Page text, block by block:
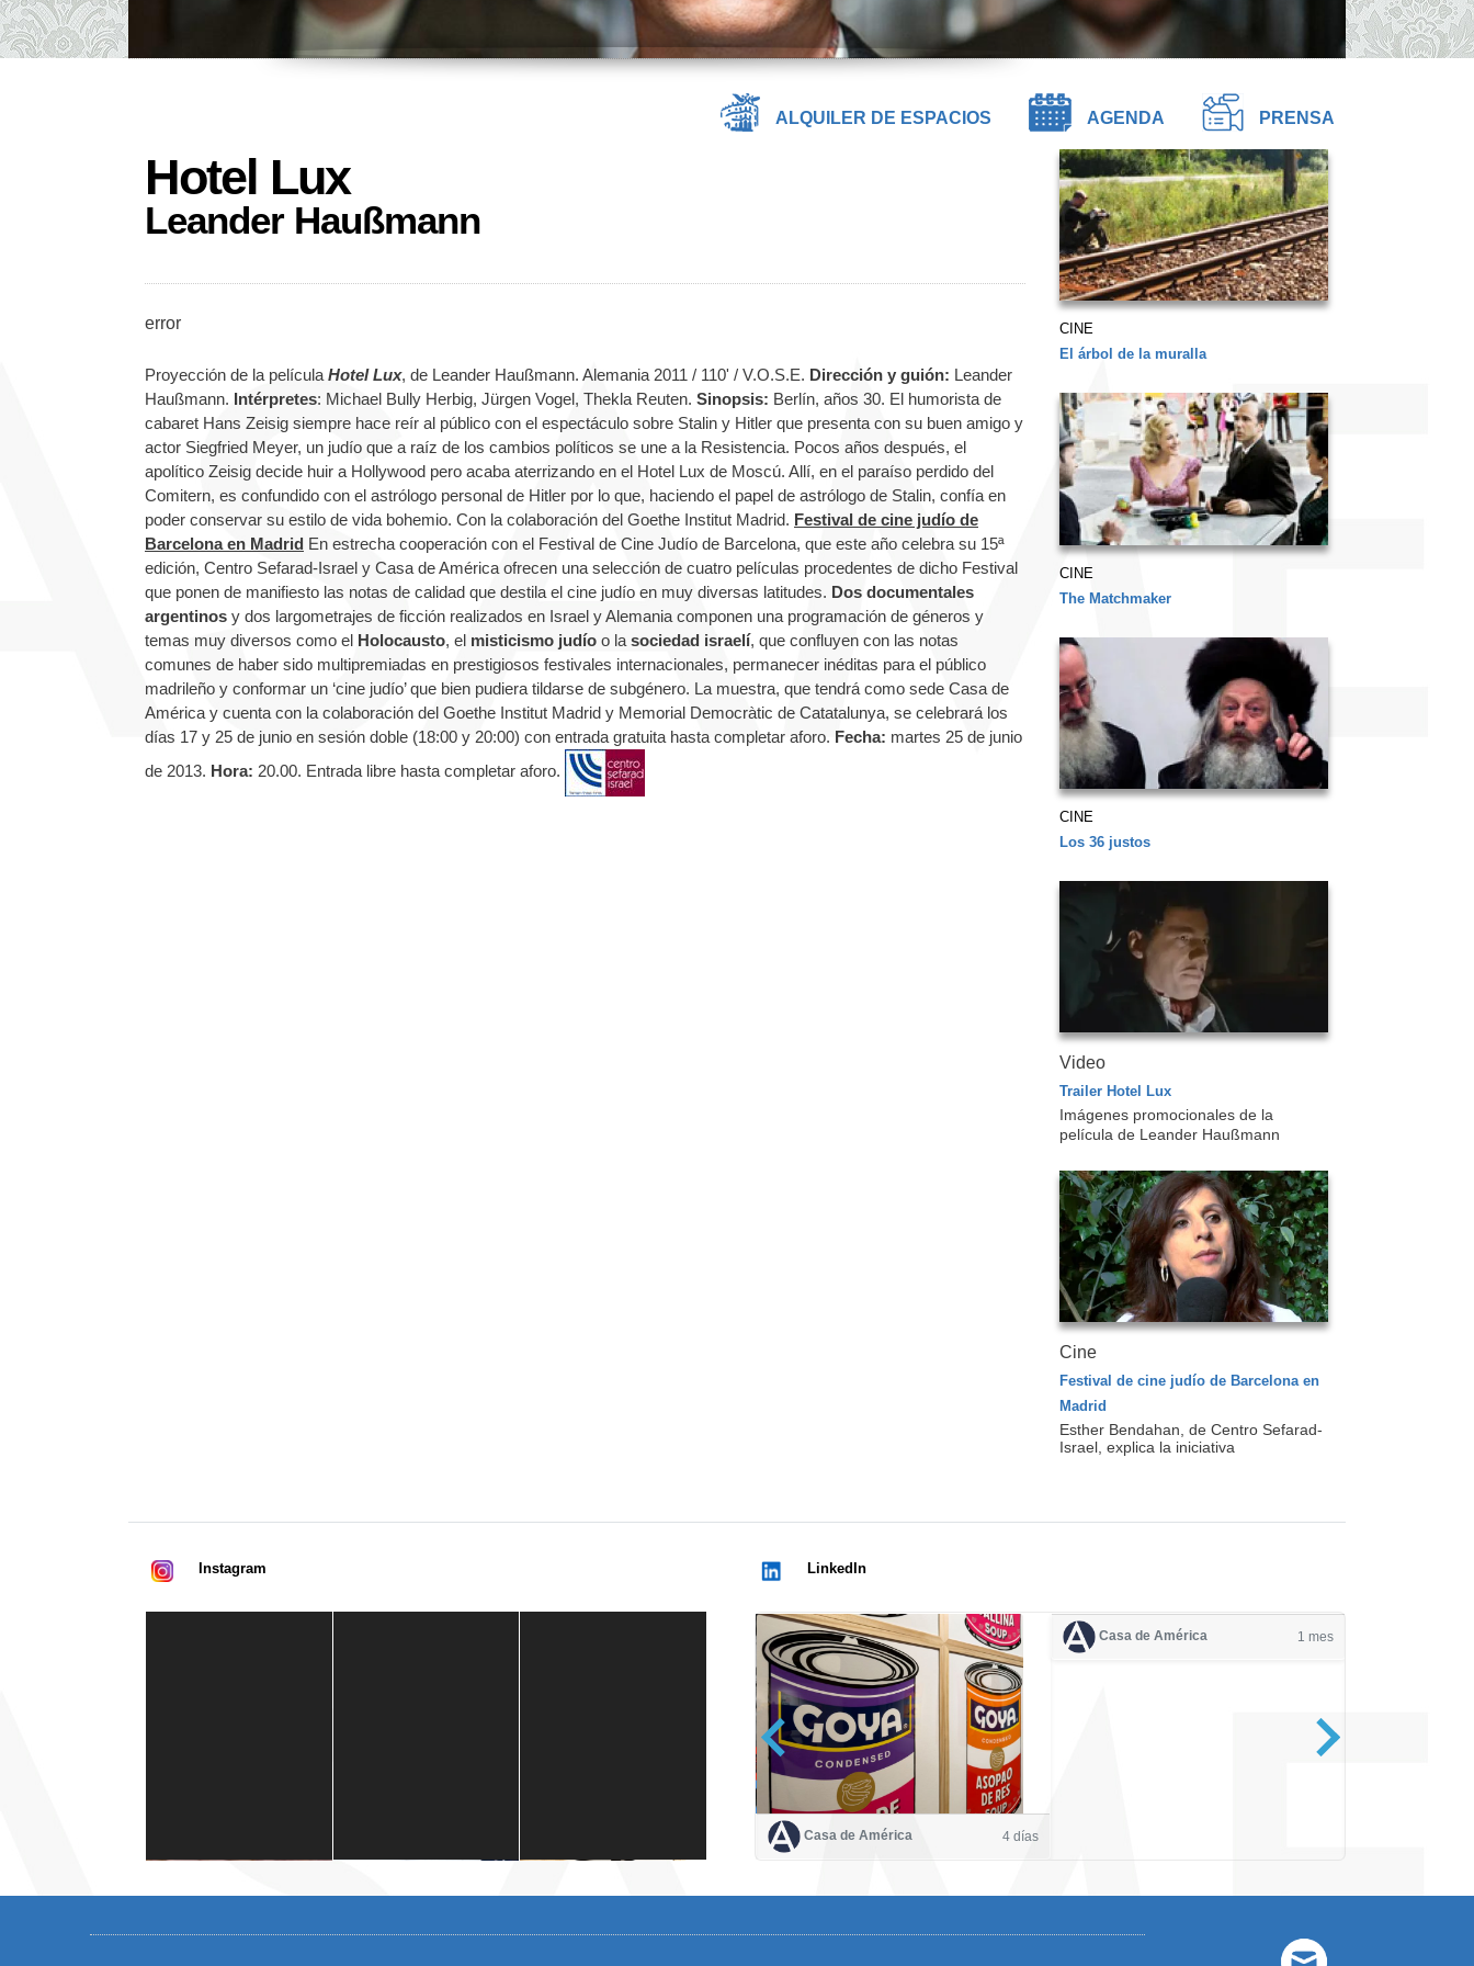
ALQUILER DE ESPACIOS AGENDA PRENSA
Hotel Lux
Leander Haußmann
error
Proyección de la película Hotel Lux, de Leander Haußmann. Alemania 2011 / 110' / V.O.S.E. Dirección y guión: Leander
Haußmann. Intérpretes: Michael Bully Herbig, Jürgen Vogel, Thekla Reuten. Sinopsis: Berlín, años 30. El humorista de
cabaret Hans Zeisig siempre hace reír al público con el espectáculo sobre Stalin y Hitler que presenta con su buen amigo y
actor Siegfried Meyer, un judío que a raíz de los cambios políticos se une a la Resistencia. Pocos años después, el
apolítico Zeisig decide huir a Hollywood pero acaba aterrizando en el Hotel Lux de Moscú. Allí, en el paraíso perdido del
Comitern, es confundido con el astrólogo personal de Hitler por lo que, haciendo el papel de astrólogo de Stalin, confía en
poder conservar su estilo de vida bohemio. Con la colaboración del Goethe Institut Madrid. Festival de cine judío de
Barcelona en Madrid En estrecha cooperación con el Festival de Cine Judío de Barcelona, que este año celebra su 15ª
edición, Centro Sefarad-Israel y Casa de América ofrecen una selección de cuatro películas procedentes de dicho Festival
que ponen de manifiesto las notas de calidad que destila el cine judío en muy diversas latitudes. Dos documentales
argentinos y dos largometrajes de ficción realizados en Israel y Alemania componen una programación de géneros y
temas muy diversos como el Holocausto, el misticismo judío o la sociedad israelí, que confluyen con las notas
comunes de haber sido multipremiadas en prestigiosos festivales internacionales, permanecer inéditas para el público
madrileño y conformar un ‘cine judío’ que bien pudiera tildarse de subgénero. La muestra, que tendrá como sede Casa de
América y cuenta con la colaboración del Goethe Institut Madrid y Memorial Democràtic de Catatalunya, se celebrará los
días 17 y 25 de junio en sesión doble (18:00 y 20:00) con entrada gratuita hasta completar aforo. Fecha: martes 25 de junio
de 2013. Hora: 20.00. Entrada libre hasta completar aforo.
CINE
El árbol de la muralla
CINE
The Matchmaker
CINE
Los 36 justos
Video
Trailer Hotel Lux
Imágenes promocionales de la
película de Leander Haußmann
Cine
Festival de cine judío de Barcelona en
Madrid
Esther Bendahan, de Centro Sefarad-
Israel, explica la iniciativa
Instagram LinkedIn
Casa de América 4 días
Casa de América 1 mes